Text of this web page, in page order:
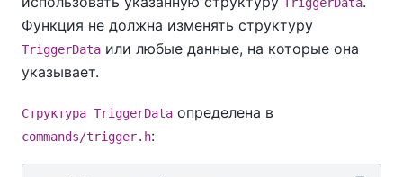
Функция не должна изменять структуру
TriggerData или любые данные, на которые она
указывает.
Структура TriggerData определена в
commands/trigger.h: